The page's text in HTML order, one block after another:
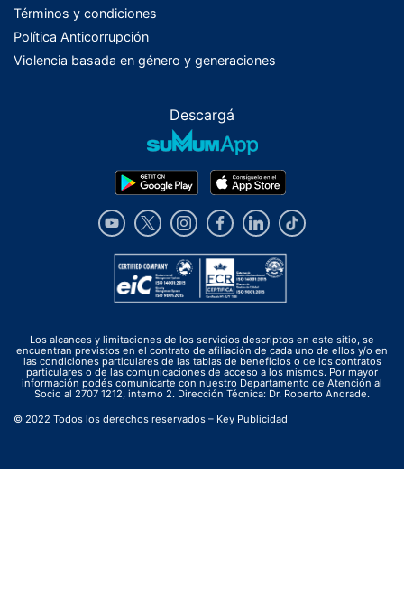
Términos y condiciones
Política Anticorrupción
Violencia basada en género y generaciones
Descargá
Los alcances y limitaciones de los servicios descriptos en este sitio, se
encuentran previstos en el contrato de afiliación de cada uno de ellos y/o en
las condiciones particulares de las tablas de beneficios o de los contratos
particulares o de las comunicaciones de acceso a los mismos. Por mayor
información podés comunicarte con nuestro Departamento de Atención al
Socio al 2707 1212, interno 2. Dirección Técnica: Dr. Roberto Andrade.
© 2022 Todos los derechos reservados – Key Publicidad